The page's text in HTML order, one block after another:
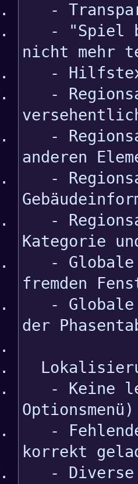
-
- "Spiel
nicht mehr
-
-
-
anderen
-
-
Kategorie
- Globale
fremden
- Globale
der
- Keine
Optionsmenü)
- Fehlende
korrekt
- Diverse